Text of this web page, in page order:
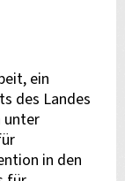
ein
des Landes
unter
in den